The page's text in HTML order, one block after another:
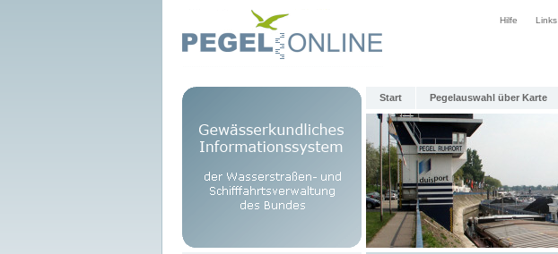
Hilfe Links
Start Pegelauswahl über Karte